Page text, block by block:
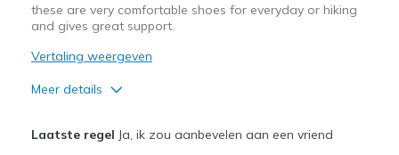
these are very comfortable shoes for everyday or hiking
and gives great support.
Vertaling weergeven
Meer details
Laatste regel Ja, ik zou aanbevelen aan een vriend